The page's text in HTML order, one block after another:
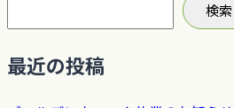
検索
最近の投稿